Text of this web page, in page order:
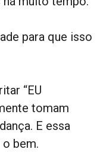
para que isso
“EU
tomam
E essa
bem.